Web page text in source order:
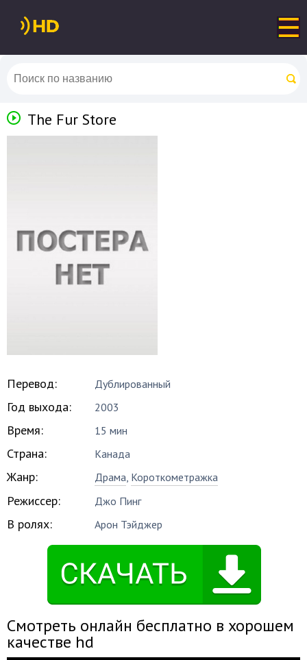
The Fur Store
Перевод: Дублированный
Год выхода: 2003
Время: 15 мин
Страна: Канада
Жанр: Драма, Короткометражка
Режиссер: Джо Пинг
В ролях: Арон Тэйджер
Смотреть онлайн бесплатно в хорошем
качестве hd